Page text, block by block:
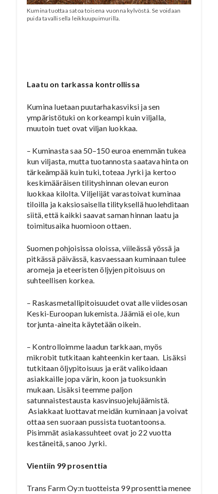
Kumina tuottaa satoa toisena vuonna kylvöstä. Se voidaan
puida tavallisella leikkuupuimurilla.
Laatu on tarkassa kontrollissa
Kumina luetaan puutarhakasviksi ja sen
ympäristötuki on korkeampi kuin viljalla,
muutoin tuet ovat viljan luokkaa.
– Kuminasta saa 50–150 euroa enemmän tukea
kun viljasta, mutta tuotannosta saatava hinta on
tärkeämpää kuin tuki, toteaa Jyrki ja kertoo
keskimääräisen tilityshinnan olevan euron
luokkaa kilolta. Viljelijät varastoivat kuminaa
tiloilla ja kaksiosaisella tilityksellä huolehditaan
siitä, että kaikki saavat saman hinnan laatu ja
toimitusaika huomioon ottaen.
Suomen pohjoisissa oloissa, viileässä yössä ja
pitkässä päivässä, kasvaessaan kuminaan tulee
aromeja ja eteeristen öljyjen pitoisuus on
suhteellisen korkea.
– Raskasmetallipitoisuudet ovat alle viidesosan
Keski-Euroopan lukemista. Jäämiä ei ole, kun
torjunta-aineita käytetään oikein.
– Kontrolloimme laadun tarkkaan, myös
mikrobit tutkitaan kahteenkin kertaan. Lisäksi
tutkitaan öljypitoisuus ja erät valikoidaan
asiakkaille jopa värin, koon ja tuoksunkin
mukaan. Lisäksi teemme paljon
satunnaistestausta kasvinsuojelujäämistä.
Asiakkaat luottavat meidän kuminaan ja voivat
ottaa sen suoraan pussista tuotantoonsa.
Pisimmät asiakassuhteet ovat jo 22 vuotta
kestäneitä, sanoo Jyrki.
Vientiin 99 prosenttia
Trans Farm Oy:n tuotteista 99 prosenttia menee